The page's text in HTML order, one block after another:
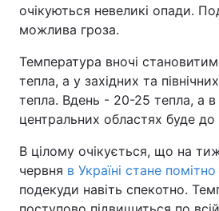
очікуються невеликі опади.
можлива гроза.
Температура вночі
тепла, а у західних та
тепла. Вдень - 20-25 тепла, а в
центральних областях буде до
В цілому очікується, що на
червня в Україні стане
подекуди навіть спекотно.